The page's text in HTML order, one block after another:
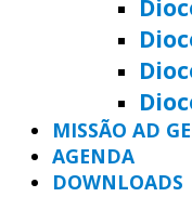
MISSÃO AD
AGENDA
DOWNLOADS